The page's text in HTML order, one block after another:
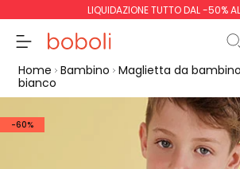
LIQUIDAZIONE TUTTO DAL -50%
Home Bambino Maglietta da
bianco
-60%